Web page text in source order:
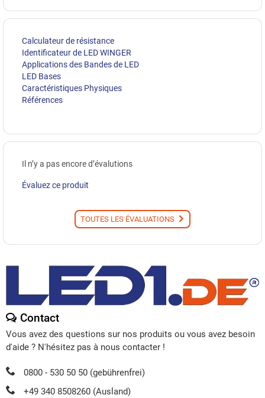
Calculateur de résistance
Identificateur de LED WINGER
Applications des Bandes de LED
LED Bases
Caractéristiques Physiques
Références
Il n’y a pas encore d’évalutions
Évaluez ce produit
TOUTES LES ÉVALUATIONS
Contact
Vous avez des questions sur nos produits ou vous avez besoin
d'aide ? N'hésitez pas à nous contacter !
0800 - 530 50 50 (gebührenfrei)
+49 340 8508260 (Ausland)